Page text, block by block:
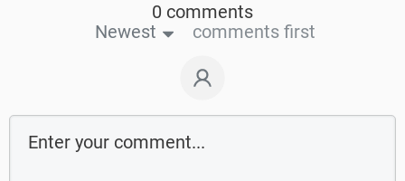
0 comments
Newest
comments first